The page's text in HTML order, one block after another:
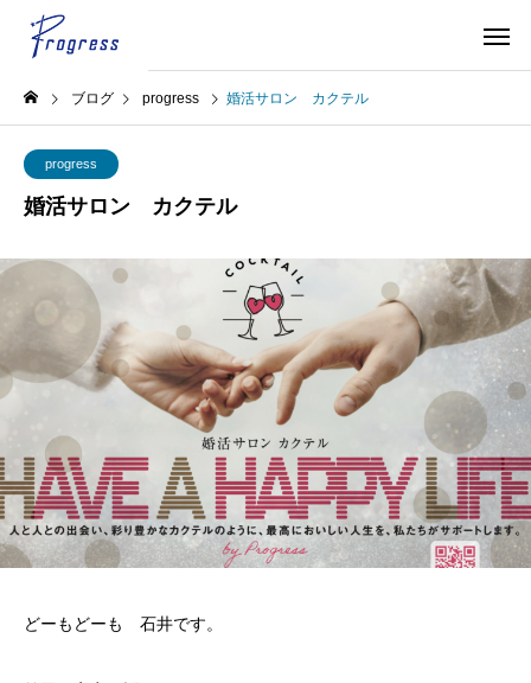
ブログ progress 婚活サロン カクテル
progress
婚活サロン カクテル
どーもどーも 石井です。